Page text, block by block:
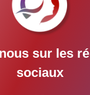
sur les
sociaux